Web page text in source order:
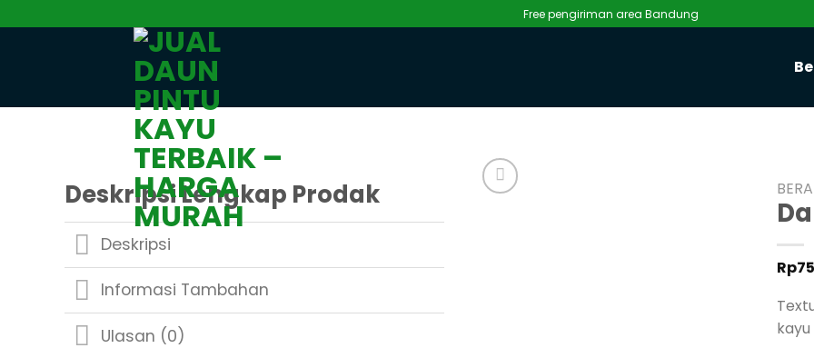
to
Free pengiriman area Bandung
Deskripsi Lengkap Prodak
Deskripsi
Informasi Tambahan
Ulasan (0)
Rp
kayu